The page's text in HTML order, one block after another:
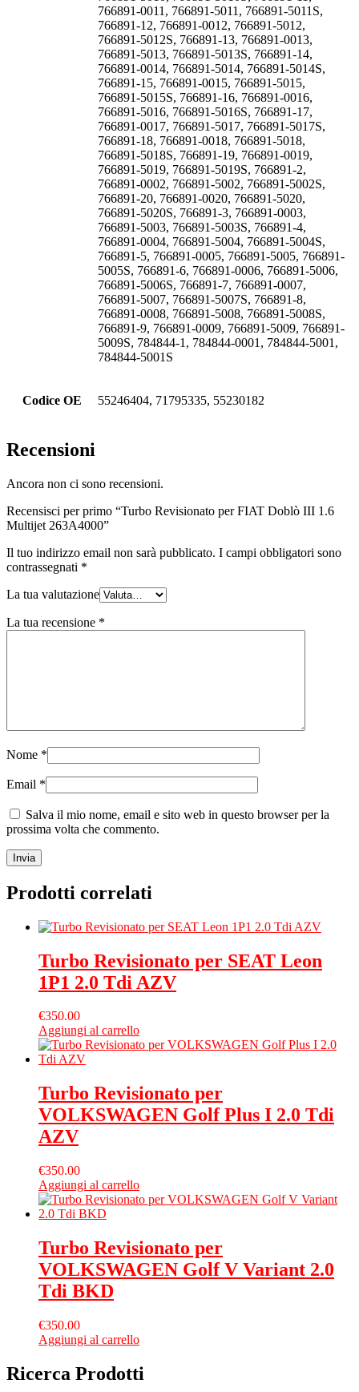
766891-0011, 766891-5011, 766891-5011S,
766891-12, 766891-0012, 766891-5012,
766891-5012S, 766891-13, 766891-0013,
766891-5013, 766891-5013S, 766891-14,
766891-0014, 766891-5014, 766891-5014S,
766891-15, 766891-0015, 766891-5015,
766891-5015S, 766891-16, 766891-0016,
766891-5016, 766891-5016S, 766891-17,
766891-0017, 766891-5017, 766891-5017S,
766891-18, 766891-0018, 766891-5018,
766891-5018S, 766891-19, 766891-0019,
766891-5019, 766891-5019S, 766891-2,
766891-0002, 766891-5002, 766891-5002S,
766891-20, 766891-0020, 766891-5020,
766891-5020S, 766891-3, 766891-0003,
766891-5003, 766891-5003S, 766891-4,
766891-0004, 766891-5004, 766891-5004S,
766891-5, 766891-0005, 766891-5005, 766891-
5005S, 766891-6, 766891-0006, 766891-5006,
766891-5006S, 766891-7, 766891-0007,
766891-5007, 766891-5007S, 766891-8,
766891-0008, 766891-5008, 766891-5008S,
766891-9, 766891-0009, 766891-5009, 766891-
5009S, 784844-1, 784844-0001, 784844-5001,
784844-5001S
Codice OE 55246404, 71795335, 55230182
Recensioni
Ancora non ci sono recensioni.
Recensisci per primo “Turbo Revisionato per FIAT Doblò III 1.6
Multijet 263A4000”
Il tuo indirizzo email non sarà pubblicato. I campi obbligatori sono
contrassegnati *
La tua valutazione
La tua recensione *
Nome *
Email *
Salva il mio nome, email e sito web in questo browser per la
prossima volta che commento.
Prodotti correlati
Turbo Revisionato per SEAT Leon
1P1 2.0 Tdi AZV
€350.00
Aggiungi al carrello
Turbo Revisionato per
VOLKSWAGEN Golf Plus I 2.0 Tdi
AZV
€350.00
Aggiungi al carrello
Turbo Revisionato per
VOLKSWAGEN Golf V Variant 2.0
Tdi BKD
€350.00
Aggiungi al carrello
Ricerca Prodotti